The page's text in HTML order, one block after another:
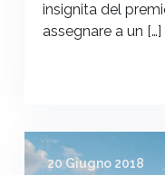
insignita del
assegnare a un […]
20 Giugno 2018